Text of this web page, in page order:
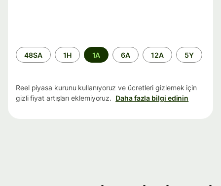
Zaman
aralığı
48SA 1H 1A 6A 12A 5Y
Reel piyasa kurunu kullanıyoruz ve ücretleri gizlemek için
gizli fiyat artışları eklemiyoruz. Daha fazla bilgi edinin